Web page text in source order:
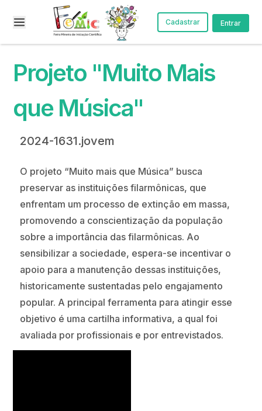
Cadastrar Entrar
Projeto "Muito Mais
que Música"
2024-1631.jovem
O projeto “Muito mais que Música” busca
preservar as instituições filarmônicas, que
enfrentam um processo de extinção em massa,
promovendo a conscientização da população
sobre a importância das filarmônicas. Ao
sensibilizar a sociedade, espera-se incentivar o
apoio para a manutenção dessas instituições,
historicamente sustentadas pelo engajamento
popular. A principal ferramenta para atingir esse
objetivo é uma cartilha informativa, a qual foi
avaliada por profissionais e por entrevistados.